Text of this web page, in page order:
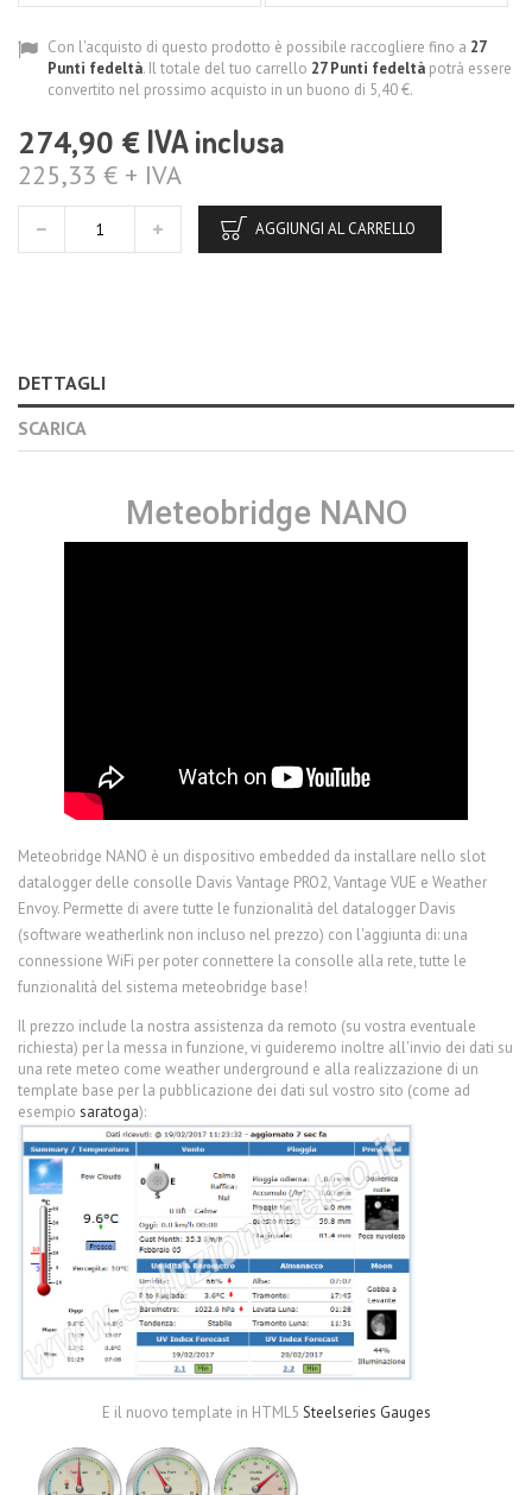
Con l'acquisto di questo prodotto è possibile raccogliere fino a 27
Punti fedeltà. Il totale del tuo carrello 27Punti fedeltà potrà essere
convertito nel prossimo acquisto in un buono di 5,40 €.
274,90 € IVA inclusa
225,33 € + IVA
AGGIUNGI AL CARRELLO
DETTAGLI
SCARICA
Meteobridge NANO
Meteobridge NANO è un dispositivo embedded da installare nello slot
datalogger delle consolle Davis Vantage PRO2, Vantage VUE e Weather
Envoy. Permette di avere tutte le funzionalità del datalogger Davis
(software weatherlink non incluso nel prezzo) con l'aggiunta di: una
connessione WiFi per poter connettere la consolle alla rete, tutte le
funzionalità del sistema meteobridge base!
Il prezzo include la nostra assistenza da remoto (su vostra eventuale
richiesta) per la messa in funzione, vi guideremo inoltre all'invio dei dati su
una rete meteo come weather underground e alla realizzazione di un
template base per la pubblicazione dei dati sul vostro sito (come ad
esempio saratoga):
E il nuovo template in HTML5 Steelseries Gauges